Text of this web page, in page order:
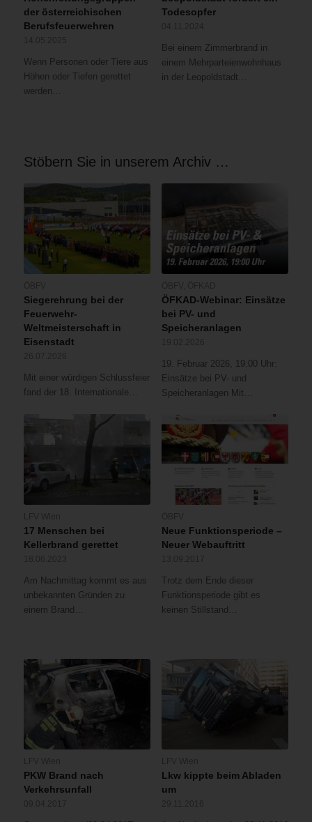
der österreichischen
Berufsfeuerwehren
Wenn Personen oder Tiere aus
Höhen oder Tiefen gerettet
werden…
Todesopfer
Bei einem Zimmerbrand in
einem Mehrparteienwohnhaus
in der Leopoldstadt…
Stöbern Sie in unserem Archiv …
Siegerehrung bei der
Feuerwehr-
Weltmeisterschaft in
Eisenstadt
Mit einer würdigen Schlussfeier
fand der 18. Internationale…
ÖFKAD-Webinar: Einsätze
bei PV- und
Speicheranlagen
19. Februar 2026, 19:00 Uhr:
Einsätze bei PV- und
Speicheranlagen Mit…
17 Menschen bei
Kellerbrand gerettet
Am Nachmittag kommt es aus
unbekannten Gründen zu
einem Brand…
Neue Funktionsperiode –
Neuer Webauftritt
Trotz dem Ende dieser
Funktionsperiode gibt es
keinen Stillstand…
PKW Brand nach
Verkehrsunfall
Lkw kippte beim Abladen
um